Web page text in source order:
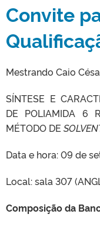
Convite
Mestrando Caio
SÍNTESE E
DE POLIAMIDA 6
MÉTODO DE
Data e hora: 09 de
Local: sala 307
Composição da